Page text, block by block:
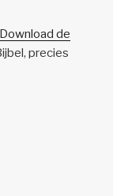
Download de
precies